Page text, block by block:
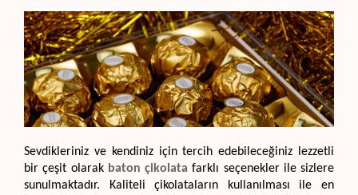
Sevdikleriniz ve kendiniz için tercih edebileceğiniz lezzetli
bir çeşit olarak baton çikolata farklı seçenekler ile sizlere
sunulmaktadır. Kaliteli çikolataların kullanılması ile en